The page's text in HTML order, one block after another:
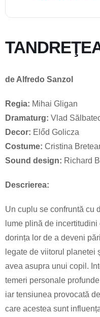
de Alfredo Sanzol
Regia: Mihai Gligan
Dramaturg: Vlad
Decor: Előd Golicza
Costume: Cristina
Sound design: Richard
Descrierea:
Un cuplu se confruntă cu
lume plină de
dorința lor de a deveni
legate de viitorul planetei
avea asupra unui copil.
temeri personale
iar tensiunea provocată
care acestea sunt